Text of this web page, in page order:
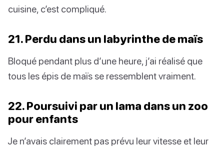
cuisine, c’est compliqué.
21. Perdu dans un labyrinthe de maïs
Bloqué pendant plus d’une heure, j’ai réalisé que
tous les épis de maïs se ressemblent vraiment.
22. Poursuivi par un lama dans un zoo
pour enfants
Je n’avais clairement pas prévu leur vitesse et leur